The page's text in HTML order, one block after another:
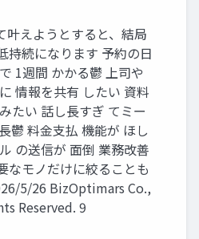
叶えようとすると、結局
持続になります 予約の日
1週間 かかる鬱 上司や
情報を共有 したい 資料
たい 話し長すぎ てミー
鬱 料金支払 機能が ほし
の送信が 面倒 業務改善
なモノだけに絞ることも
5/26 BizOptimars Co.,
Reserved. 9